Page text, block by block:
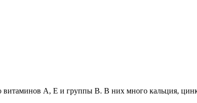
витаминов А, Е и группы В. В них много кальция,